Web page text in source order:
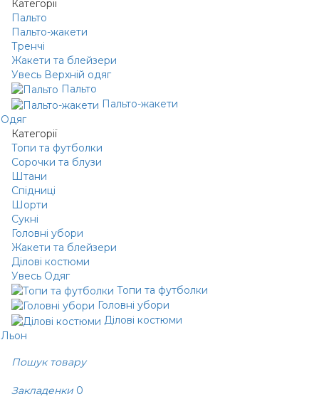
Категорії
Пальто
Пальто-жакети
Тренчі
Жакети та блейзери
Увесь Верхній одяг
Пальто
Пальто-жакети
Одяг
Категорії
Топи та футболки
Сорочки та блузи
Штани
Спідниці
Шорти
Сукні
Головні убори
Жакети та блейзери
Ділові костюми
Увесь Одяг
Топи та футболки
Головні убори
Ділові костюми
Льон
Пошук товару
Закладенки 0